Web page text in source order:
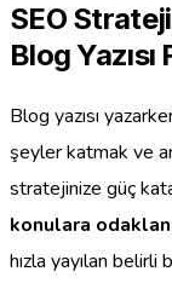
SEO
Blog Yazısı
Blog yazısı
şeyler katmak ve
stratejinize güç
konulara
hızla yayılan belirli